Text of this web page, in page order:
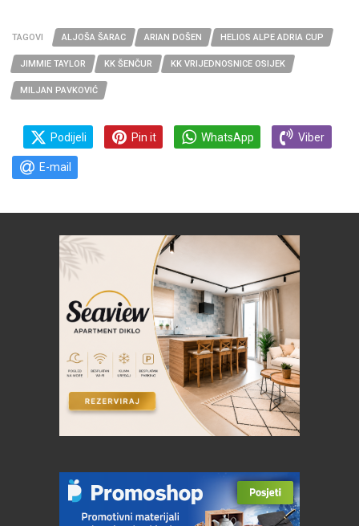
TAGOVI ALJOŠA ŠARAC ARIAN DOŠEN HELIOS ALPE ADRIA CUP
JIMMIE TAYLOR KK ŠENČUR KK VRIJEDNOSNICE OSIJEK
MILJAN PAVKOVIĆ
Podijeli Pin it WhatsApp Viber
E-mail